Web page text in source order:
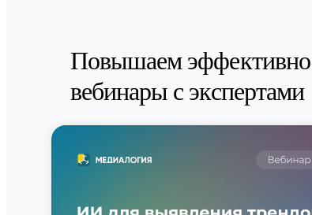
Повышаем
вебинары с экспертами